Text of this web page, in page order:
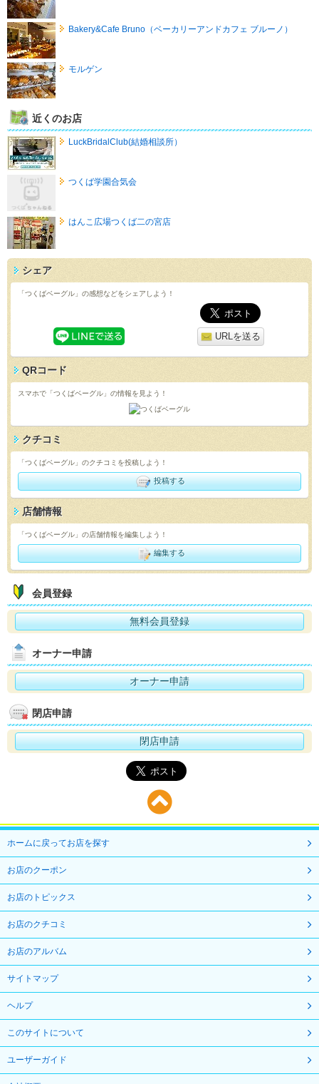
Bakery&Cafe Bruno（ベーカリーアンドカフェ ブルーノ）
モルゲン
近くのお店
LuckBridalClub(結婚相談所）
つくば学園合気会
はんこ広場つくば二の宮店
シェア
「つくばベーグル」の感想などをシェアしよう！
URLを送る
QRコード
スマホで「つくばベーグル」の情報を見よう！
クチコミ
「つくばベーグル」のクチコミを投稿しよう！
投稿する
店舗情報
「つくばベーグル」の店舗情報を編集しよう！
編集する
会員登録
無料会員登録
オーナー申請
オーナー申請
閉店申請
閉店申請
ホームに戻ってお店を探す
お店のクーポン
お店のトピックス
お店のクチコミ
お店のアルバム
サイトマップ
ヘルプ
このサイトについて
ユーザーガイド